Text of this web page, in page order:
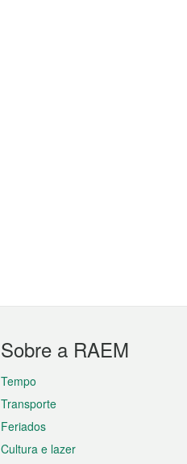
Sobre a RAEM
Tempo
Transporte
Feriados
Cultura e lazer